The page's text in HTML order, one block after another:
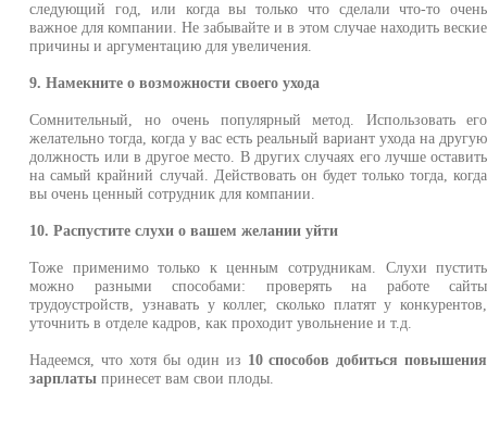
следующий год, или когда вы только что сделали что-то очень
важное для компании. Не забывайте и в этом случае находить веские
причины и аргументацию для увеличения.
9. Намекните о возможности своего ухода
Сомнительный, но очень популярный метод. Использовать его
желательно тогда, когда у вас есть реальный вариант ухода на другую
должность или в другое место. В других случаях его лучше оставить
на самый крайний случай. Действовать он будет только тогда, когда
вы очень ценный сотрудник для компании.
10. Распустите слухи о вашем желании уйти
Тоже применимо только к ценным сотрудникам. Слухи пустить
можно разными способами: проверять на работе сайты
трудоустройств, узнавать у коллег, сколько платят у конкурентов,
уточнить в отделе кадров, как проходит увольнение и т.д.
Надеемся, что хотя бы один из 10 способов добиться повышения
зарплаты принесет вам свои плоды.